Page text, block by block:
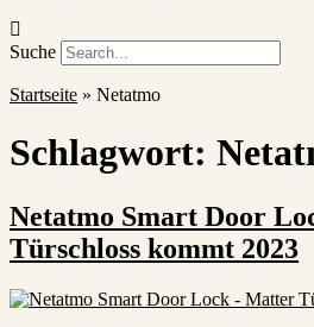
Suche
Startseite » Netatmo
Schlagwort:
Netatmo Smart Door
Türschloss kommt 2023